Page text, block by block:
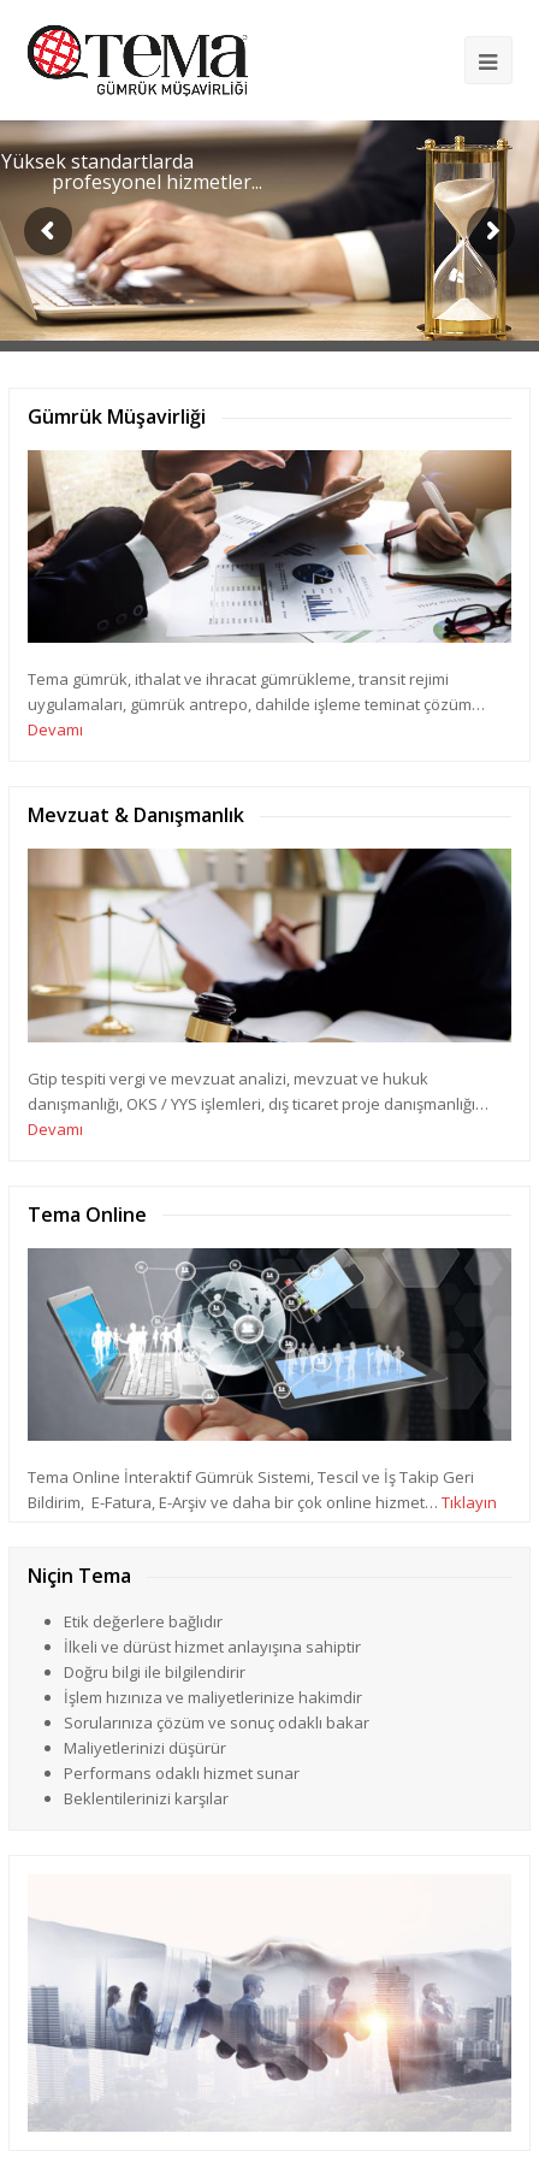
Yüksek standartlarda
profesyonel hizmetler...
Gümrük Müşavirliği
Tema gümrük, ithalat ve ihracat gümrükleme, transit rejimi
uygulamaları, gümrük antrepo, dahilde işleme teminat çözüm…
Devamı
Mevzuat & Danışmanlık
Gtip tespiti vergi ve mevzuat analizi, mevzuat ve hukuk
danışmanlığı, OKS / YYS işlemleri, dış ticaret proje danışmanlığı…
Devamı
Tema Online
Tema Online İnteraktif Gümrük Sistemi, Tescil ve İş Takip Geri
Bildirim, E-Fatura, E-Arşiv ve daha bir çok online hizmet…Tıklayın
Niçin Tema
Etik değerlere bağlıdır
İlkeli ve dürüst hizmet anlayışına sahiptir
Doğru bilgi ile bilgilendirir
İşlem hızınıza ve maliyetlerinize hakimdir
Sorularınıza çözüm ve sonuç odaklı bakar
Maliyetlerinizi düşürür
Performans odaklı hizmet sunar
Beklentilerinizi karşılar